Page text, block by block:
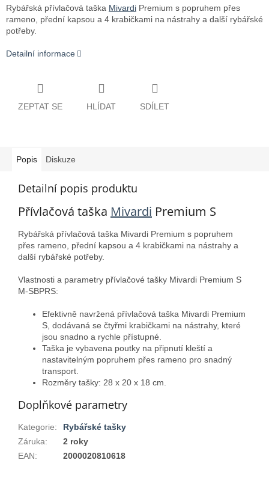
Rybářská přívlačová taška Mivardi Premium s popruhem přes
rameno, přední kapsou a 4 krabičkami na nástrahy a další rybářské
potřeby.
Detailní informace
ZEPTAT SE HLÍDAT SDÍLET
Popis Diskuze
Detailní popis produktu
Přívlačová taška Mivardi Premium S
Rybářská přívlačová taška Mivardi Premium s popruhem
přes rameno, přední kapsou a 4 krabičkami na nástrahy a
další rybářské potřeby.
Vlastnosti a parametry přívlačové tašky Mivardi Premium S
M-SBPRS:
Efektivně navržená přívlačová taška Mivardi Premium
S, dodávaná se čtyřmi krabičkami na nástrahy, které
jsou snadno a rychle přístupné.
Taška je vybavena poutky na připnutí kleští a
nastavitelným popruhem přes rameno pro snadný
transport.
Rozměry tašky: 28 x 20 x 18 cm.
Doplňkové parametry
Kategorie:
Rybářské tašky
Záruka:
2 roky
EAN: 2000020810618